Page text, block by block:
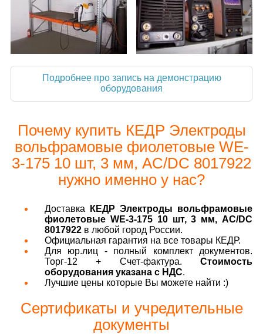
Подробнее про запись на демонстрацию
оборудования
Почему купить КЕДР Электроды
вольфрамовые фиолетовые WE-
3-175 10 шт, 3 мм, AC/DC 8017922
нужно именно у нас?
Доставка
КЕДР Электроды вольфрамовые
фиолетовые WE-3-175 10 шт, 3 мм, AC/DC
8017922 в любой город России.
Официальная гарантия на все товары КЕДР.
Для юр.лиц - полный комплект документов.
Торг-12 + Счет-фактура. Стоимость
оборудования указана с НДС.
Лучшие цены которые Вы можете найти :)
Сертификаты и учредительные
документы